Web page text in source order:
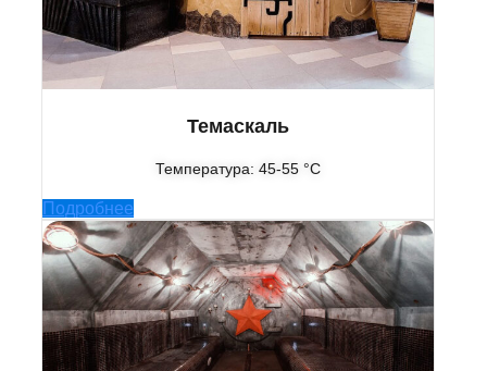
Темаскаль
Температура: 45-55 °C
Подробнее